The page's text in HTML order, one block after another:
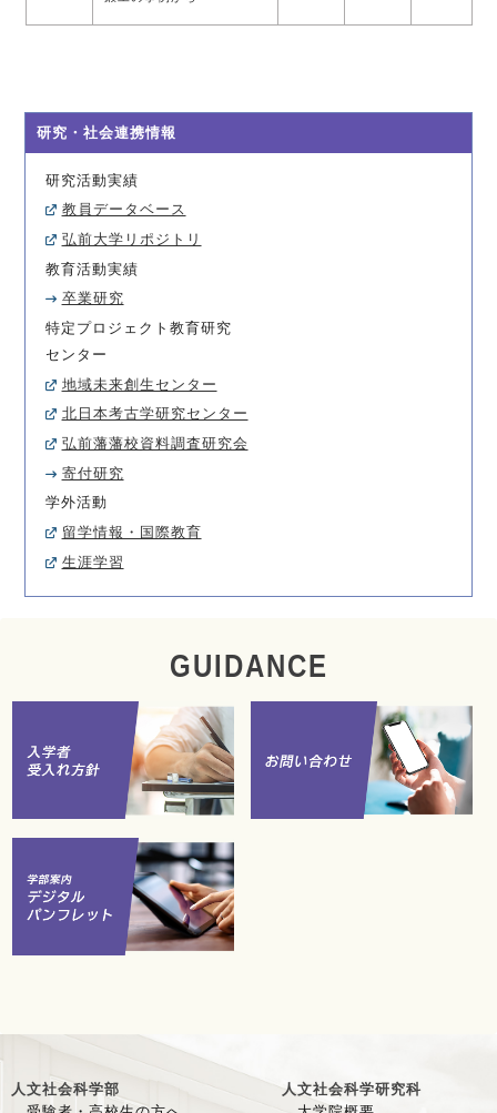
研究・社会連携情報
研究活動実績
教員データベース
弘前大学リポジトリ
教育活動実績
卒業研究
特定プロジェクト教育研究
センター
地域未来創生センター
北日本考古学研究センター
弘前藩藩校資料調査研究会
寄付研究
学外活動
留学情報・国際教育
生涯学習
GUIDANCE
人文社会科学部
人文社会科学研究科